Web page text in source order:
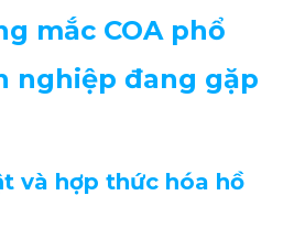
mắc COA phổ
nghiệp đang gặp
và hợp thức hóa hồ